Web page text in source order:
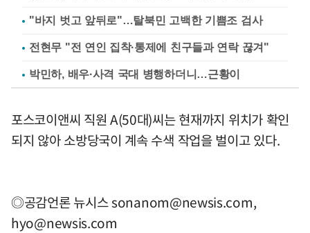
"바지 벗고 앞뒤로"…탈북민 고백한 기쁨조 검사
전현무 "전 연인 집착·통제에 친구들과 연락 끊겨"
박민하, 배우·사격 국대 병행하더니…근황이
포스코이앤씨 직원 A(50대)씨는 현재까지 위치가 확인
되지 않아 소방당국이 계속 수색 작업을 벌이고 있다.
◎공감언론 뉴시스sonanom@newsis.com,
hyo@newsis.com